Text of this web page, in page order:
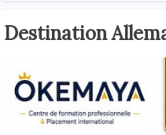
Destination